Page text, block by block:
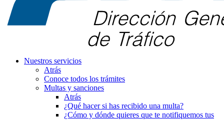
Nuestros servicios
Atrás
Conoce todos los trámites
Multas y sanciones
Atrás
¿Qué hacer si has recibido una multa?
¿Cómo y dónde quieres que te notifiquemos tus